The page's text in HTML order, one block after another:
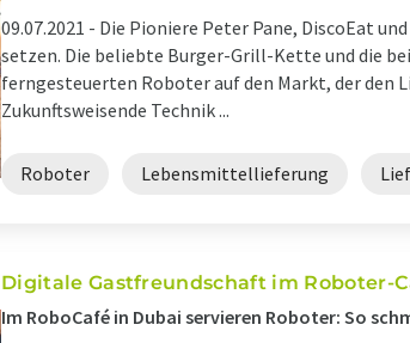
09.07.2021 - Die Pioniere Peter Pane, DiscoEat
setzen. Die beliebte Burger-Grill-Kette und die
ferngesteuerten Roboter auf den Markt, der den
Zukunftsweisende Technik ...
Roboter Lebensmittellieferung
Digitale Gastfreundschaft im Roboter-
Im RoboCafé in Dubai servieren Roboter: So